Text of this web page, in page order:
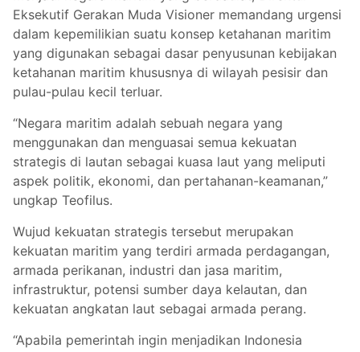
Eksekutif Gerakan Muda Visioner memandang urgensi
dalam kepemilikian suatu konsep ketahanan maritim
yang digunakan sebagai dasar penyusunan kebijakan
ketahanan maritim khususnya di wilayah pesisir dan
pulau-pulau kecil terluar.
“Negara maritim adalah sebuah negara yang
menggunakan dan menguasai semua kekuatan
strategis di lautan sebagai kuasa laut yang meliputi
aspek politik, ekonomi, dan pertahanan-keamanan,”
ungkap Teofilus.
Wujud kekuatan strategis tersebut merupakan
kekuatan maritim yang terdiri armada perdagangan,
armada perikanan, industri dan jasa maritim,
infrastruktur, potensi sumber daya kelautan, dan
kekuatan angkatan laut sebagai armada perang.
“Apabila pemerintah ingin menjadikan Indonesia